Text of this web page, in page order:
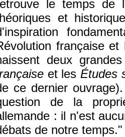
le temps de
et
française
deux
et les Études
ce dernier
de la
: il n'est
de notre temps."